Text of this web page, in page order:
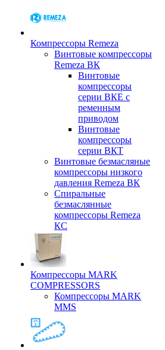
Компрессоры Remeza
Винтовые компрессоры
Remeza ВК
Винтовые
компрессоры
серии ВКЕ с
ременным
приводом
Винтовые
компрессоры
серии ВКТ
Винтовые безмасляные
компрессоры низкого
давления Remeza ВК
Спиральные
безмаслянные
компрессоры Remeza
КС
Компрессоры MARK
COMPRESSORS
Компрессоры MARK
MMS